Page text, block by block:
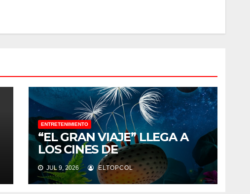
ENTRETENIMIENTO
“EL GRAN VIAJE” LLEGA A
LOS CINES DE
LATINOAMÉRICA ESTE 23 DE
JULIO, DEMOSTRANDO QUE
LA VIDA ENCUENTRA SU
JUL 9, 2026 ELTOPCOL